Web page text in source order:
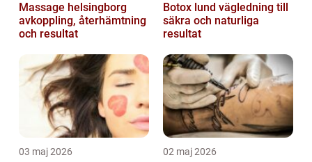
Massage helsingborg
avkoppling, återhämtning
och resultat
Botox lund vägledning till
säkra och naturliga
resultat
03 maj 2026 02 maj 2026